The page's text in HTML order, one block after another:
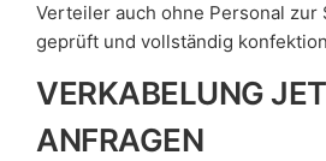
Verteiler auch ohne Personal zur
geprüft und vollständig
VERKABELUNG
ANFRAGEN